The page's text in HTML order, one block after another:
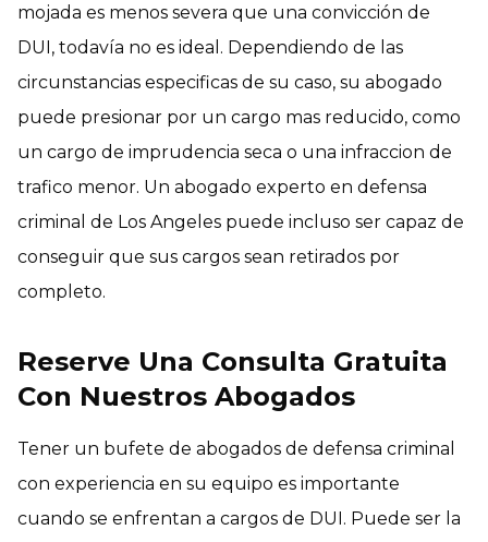
mojada es menos severa que una convicción de
DUI, todavía no es ideal. Dependiendo de las
circunstancias especificas de su caso, su abogado
puede presionar por un cargo mas reducido, como
un cargo de imprudencia seca o una infraccion de
trafico menor. Un abogado experto en defensa
criminal de Los Angeles puede incluso ser capaz de
conseguir que sus cargos sean retirados por
completo.
Reserve Una Consulta Gratuita
Con Nuestros Abogados
Tener un bufete de abogados de defensa criminal
con experiencia en su equipo es importante
cuando se enfrentan a cargos de DUI. Puede ser la